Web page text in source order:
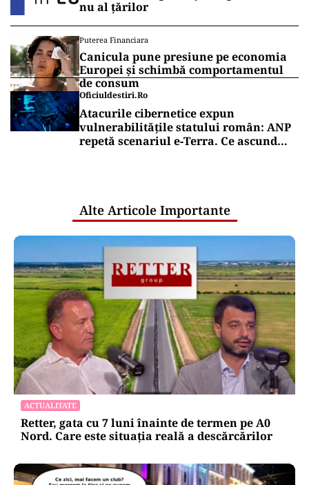
nu al țărilor
Puterea Financiara
Canicula pune presiune pe economia
Europei și schimbă comportamentul
de consum
Oficiuldestiri.ro
Atacurile cibernetice expun
vulnerabilitățile statului român: ANP
repetă scenariul e‑Terra. Ce ascund
Alte Articole Importante
ACTUALITATE
Retter, gata cu 7 luni înainte de termen pe A0
Nord. Care este situația reală a descărcărilor